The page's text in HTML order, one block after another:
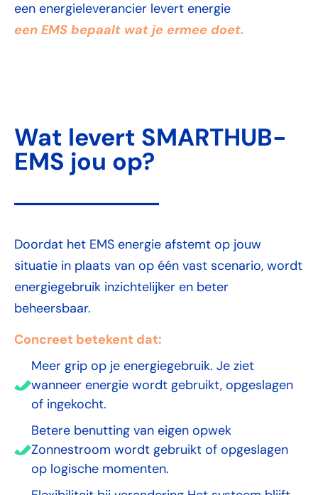
een energieleverancier levert energie
een EMS bepaalt wat je ermee doet.
Wat levert SMARTHUB-
EMS jou op?
Doordat het EMS energie afstemt op jouw
situatie in plaats van op één vast scenario, wordt
energiegebruik inzichtelijker en beter
beheersbaar.
Concreet betekent dat:
Meer grip op je energiegebruik. Je ziet
wanneer energie wordt gebruikt, opgeslagen
of ingekocht.
Betere benutting van eigen opwek
Zonnestroom wordt gebruikt of opgeslagen
op logische momenten.